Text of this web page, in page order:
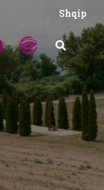
Shqip